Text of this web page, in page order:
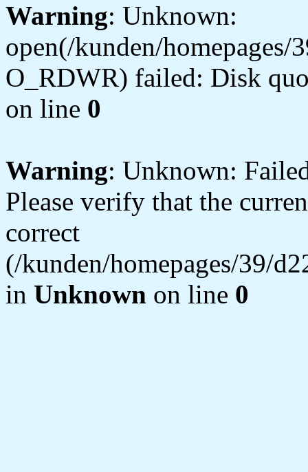
Warning: Unknown:
open(/kunden/homepages/
O_RDWR) failed: Disk
on line 0
Warning: Unknown:
Please verify that the
correct
(/kunden/homepages/39/
in Unknown on line 0